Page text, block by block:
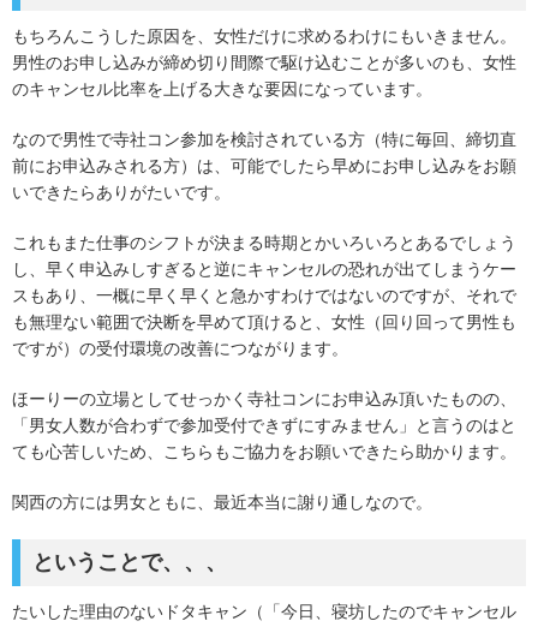
もちろんこうした原因を、女性だけに求めるわけにもいきません。
男性のお申し込みが締め切り間際で駆け込むことが多いのも、女性
のキャンセル比率を上げる大きな要因になっています。
なので男性で寺社コン参加を検討されている方（特に毎回、締切直
前にお申込みされる方）は、可能でしたら早めにお申し込みをお願
いできたらありがたいです。
これもまた仕事のシフトが決まる時期とかいろいろとあるでしょう
し、早く申込みしすぎると逆にキャンセルの恐れが出てしまうケー
スもあり、一概に早く早くと急かすわけではないのですが、それで
も無理ない範囲で決断を早めて頂けると、女性（回り回って男性も
ですが）の受付環境の改善につながります。
ほーりーの立場としてせっかく寺社コンにお申込み頂いたものの、
「男女人数が合わずで参加受付できずにすみません」と言うのはと
ても心苦しいため、こちらもご協力をお願いできたら助かります。
関西の方には男女ともに、最近本当に謝り通しなので。
ということで、、、
たいした理由のないドタキャン（「今日、寝坊したのでキャンセル